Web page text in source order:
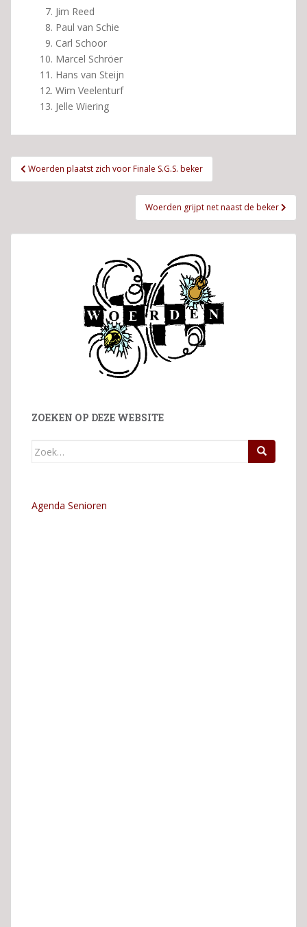
Jim Reed
Paul van Schie
Carl Schoor
Marcel Schröer
Hans van Steijn
Wim Veelenturf
Jelle Wiering
Bericht
navigatie
Woerden plaatst zich voor Finale S.G.S. beker
Woerden grijpt net naast de beker
ZOEKEN OP DEZE WEBSITE
Zoek
Agenda Senioren